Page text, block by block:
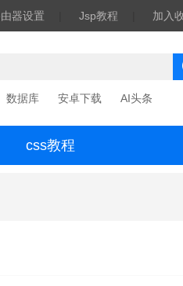
器设置 Jsp教程 加入
数据库 安卓下载 AI头条
css教程